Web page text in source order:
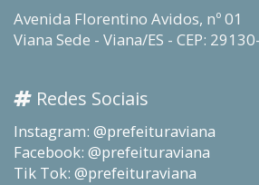
Avenida Florentino Avidos, nº 01
Viana Sede - Viana/ES - CEP:
Redes Sociais
Instagram: @prefeituraviana
Facebook: @prefeituraviana
Tik Tok: @prefeituraviana